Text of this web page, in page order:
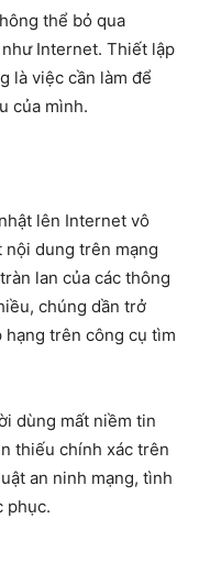
thể bỏ qua
Internet. Thiết lập
là việc cần làm để
của mình.
lên Internet vô
dung trên mạng
lan của các thông
chúng dần trở
hạng trên công cụ tìm
dùng mất niềm tin
thiếu chính xác trên
an ninh mạng, tình
phục.